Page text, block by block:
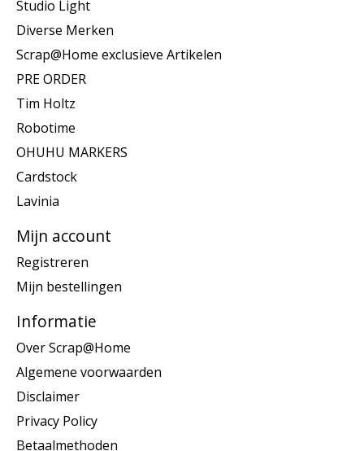
Studio Light
Diverse Merken
Scrap@Home exclusieve Artikelen
PRE ORDER
Tim Holtz
Robotime
OHUHU MARKERS
Cardstock
Lavinia
Mijn account
Registreren
Mijn bestellingen
Informatie
Over Scrap@Home
Algemene voorwaarden
Disclaimer
Privacy Policy
Betaalmethoden